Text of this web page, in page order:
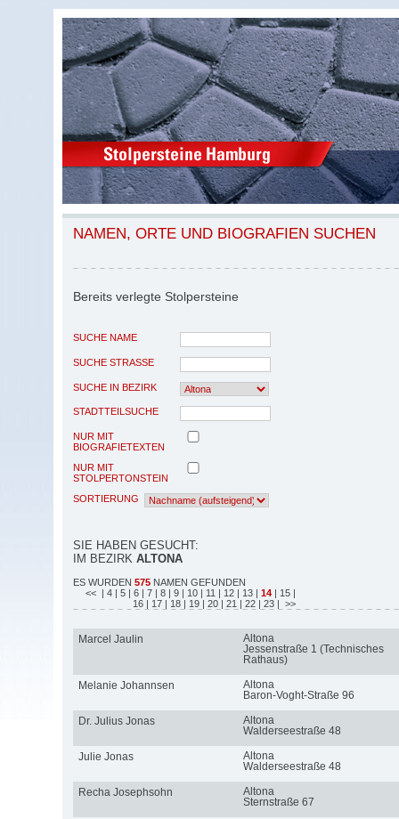
NAMEN, ORTE UND BIOGRAFIEN SUCHEN
Bereits verlegte Stolpersteine
SUCHE NAME
SUCHE STRASSE
SUCHE IN BEZIRK
STADTTEILSUCHE
NUR MIT
BIOGRAFIETEXTEN
NUR MIT
STOLPERTONSTEIN
SORTIERUNG
SIE HABEN GESUCHT:
IM BEZIRK ALTONA
ES WURDEN 575 NAMEN GEFUNDEN
<< | 4 | 5 | 6 | 7 | 8 | 9 | 10 | 11 | 12 | 13 | 14 | 15 |
16 | 17 | 18 | 19 | 20 | 21 | 22 | 23 | >>
Marcel Jaulin
Altona
Jessenstraße 1 (Technisches
Rathaus)
Melanie Johannsen
Altona
Baron-Voght-Straße 96
Dr. Julius Jonas
Altona
Walderseestraße 48
Julie Jonas
Altona
Walderseestraße 48
Recha Josephsohn
Altona
Sternstraße 67